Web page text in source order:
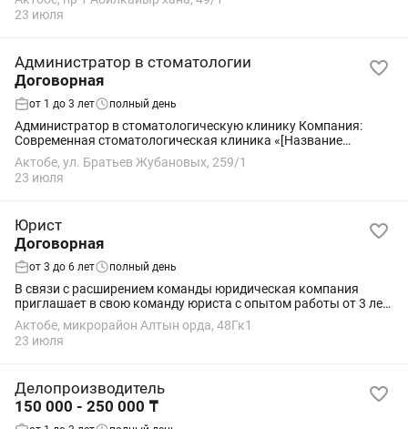
персоналом и организации работы...
23 июля
Администратор в стоматологии
Договорная
от 1 до 3 лет полный день
Администратор в стоматологическую клинику Компания:
Современная стоматологическая клиника «[Название
Клиники]» приглашает в команду ответственного и
коммуникабельного Администратора. Обязанности: •...
Актобе, ул. Братьев Жубановых, 259/1
23 июля
Юрист
Договорная
от 3 до 6 лет полный день
В связи с расширением команды юридическая компания
приглашает в свою команду юриста с опытом работы от 3 лет.
Мы оказываем юридические услуги физическим и
юридическим лицам и ищем профессионала,...
Актобе, микрорайон Алтын орда, 48Гк1
23 июля
Делопроизводитель
150 000 - 250 000 ₸